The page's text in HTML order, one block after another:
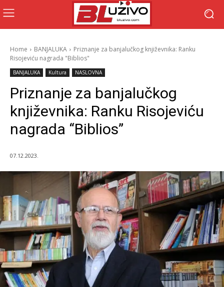
Home BANJALUKA
Priznanje za banjalučkog književnika: Ranku
Risojeviću nagrada "Biblios"
BANJALUKA Kultura NASLOVNA
Priznanje za banjalučkog
književnika: Ranku Risojeviću
nagrada “Biblios”
07.12.2023.